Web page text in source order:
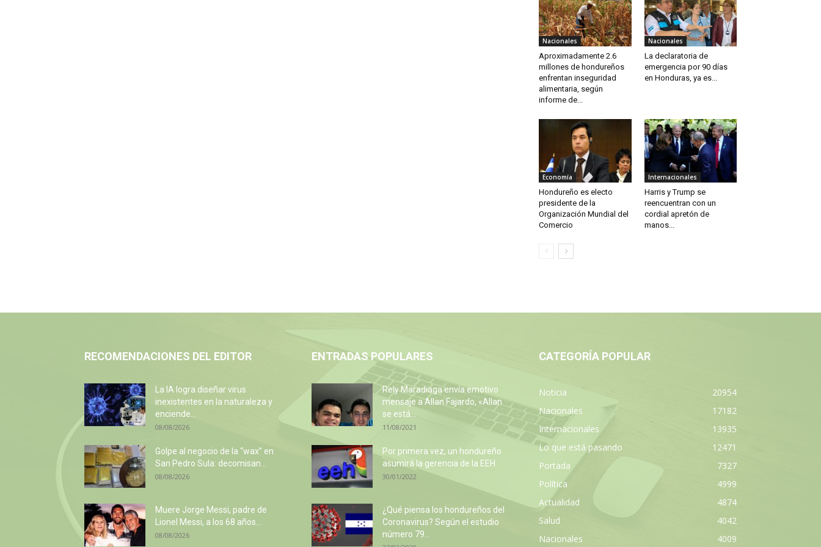
Nacionales
Aproximadamente 2.6
millones de hondureños
enfrentan inseguridad
alimentaria, según
informe de...
Nacionales
La declaratoria de
emergencia por 90 días
en Honduras, ya es...
Economía
Hondureño es electo
presidente de la
Organización Mundial del
Comercio
Internacionales
Harris y Trump se
reencuentran con un
cordial apretón de
manos...
RECOMENDACIONES DEL EDITOR
La IA logra diseñar virus
inexistentes en la naturaleza y
enciende...
08/08/2026
Golpe al negocio de la “wax” en
San Pedro Sula: decomisan...
08/08/2026
Muere Jorge Messi, padre de
Lionel Messi, a los 68 años...
08/08/2026
ENTRADAS POPULARES
Rely Maradiaga envía emotivo
mensaje a Allan Fajardo, «Allan
se está...
11/08/2021
Por primera vez, un hondureño
asumirá la gerencia de la EEH
30/01/2022
¿Qué piensa los hondureños del
Coronavirus? Según el estudio
número 79...
CATEGORÍA POPULAR
Noticia
20954
Nacionales
17182
Internacionales
13935
Lo que está pasando
12471
Portada
7327
Política
4999
Actualidad
4874
Salud
4042
Nacionales
4009